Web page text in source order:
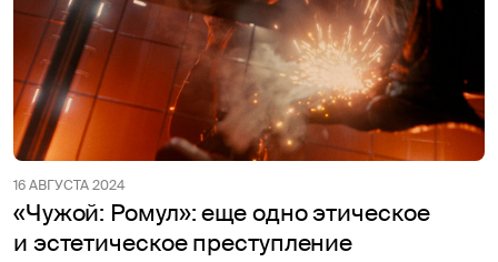
16 АВГУСТА 2024
«Чужой: Ромул»: еще одно этическое
и эстетическое преступление